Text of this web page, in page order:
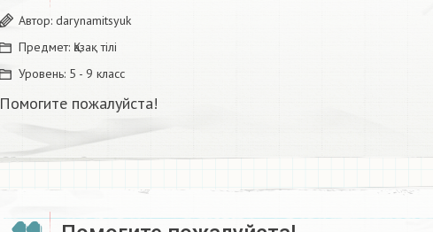
Автор: darynamitsyuk
Предмет: Қазақ тiлi
Уровень: 5 - 9 класс
Помогите пожалуйста!